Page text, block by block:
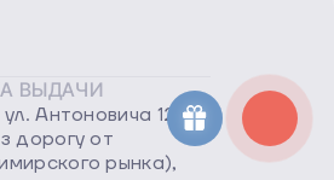
ВЫДАЧИ
Антоновича 122
дорогу от
рынка),